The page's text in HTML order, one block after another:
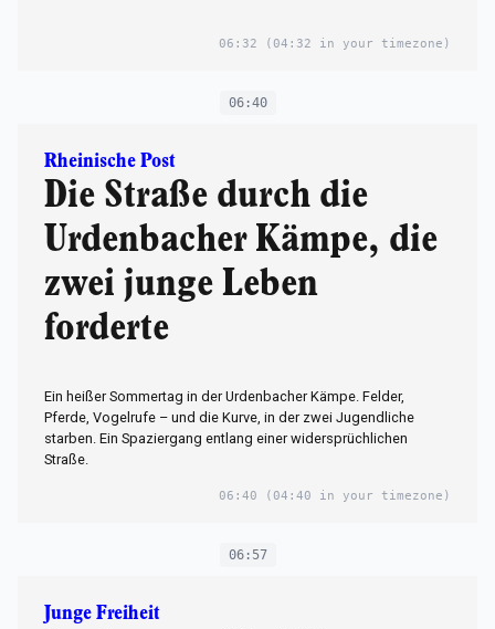
06:32 (04:32 in your timezone)
06:40
Rheinische Post
Die Straße durch die
Urdenbacher Kämpe, die
zwei junge Leben
forderte
Ein heißer Sommertag in der Urdenbacher Kämpe. Felder,
Pferde, Vogelrufe – und die Kurve, in der zwei Jugendliche
starben. Ein Spaziergang entlang einer widersprüchlichen
Straße.
06:40 (04:40 in your timezone)
06:57
Junge Freiheit